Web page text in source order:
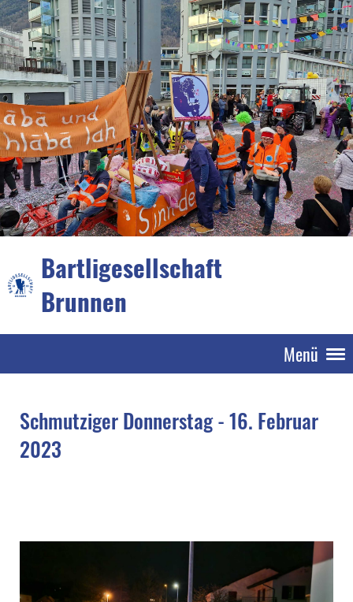
Bartligesellschaft
Brunnen
Menü
Schmutziger Donnerstag - 16. Februar
2023